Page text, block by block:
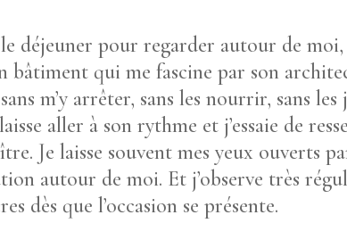
déjeuner pour regarder autour de
bâtiment qui me fascine par son
m’y arrêter, sans les nourrir, sans les
aller à son rythme et j’essaie de
Je laisse souvent mes yeux ouverts
autour de moi. Et j’observe très
dès que l’occasion se présente.